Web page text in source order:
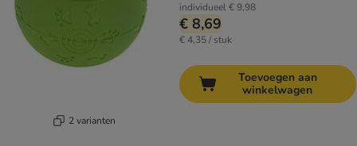
2 varianten
individueel€ 9,98
€ 8,69
€ 4,35 / stuk
Toevoegen aan
winkelwagen